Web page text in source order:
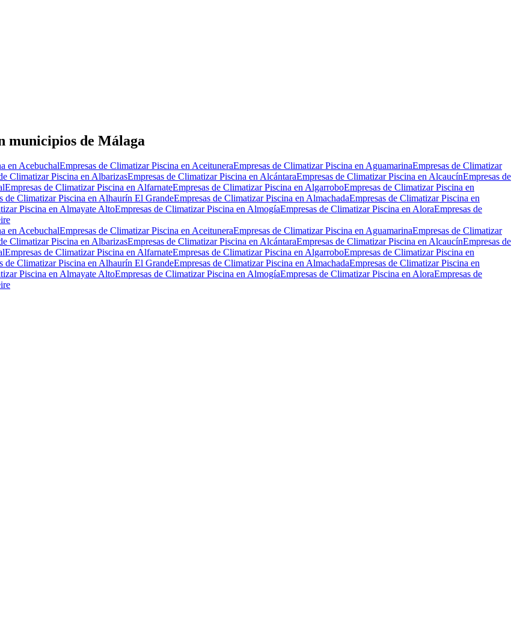
municipios de Málaga
en AcebuchalEmpresas de Climatizar Piscina en AceituneraEmpresas de Climatizar Piscina en AguamarinaEmpresas de Climatizar
Climatizar Piscina en AlbarizasEmpresas de Climatizar Piscina en AlcántaraEmpresas de Climatizar Piscina en AlcaucínEmpresas de
Empresas de Climatizar Piscina en AlfarnateEmpresas de Climatizar Piscina en AlgarroboEmpresas de Climatizar Piscina en
de Climatizar Piscina en Alhaurín El GrandeEmpresas de Climatizar Piscina en AlmachadaEmpresas de Climatizar Piscina en
Piscina en Almayate AltoEmpresas de Climatizar Piscina en AlmogíaEmpresas de Climatizar Piscina en AloraEmpresas de
en AcebuchalEmpresas de Climatizar Piscina en AceituneraEmpresas de Climatizar Piscina en AguamarinaEmpresas de Climatizar
Climatizar Piscina en AlbarizasEmpresas de Climatizar Piscina en AlcántaraEmpresas de Climatizar Piscina en AlcaucínEmpresas de
Empresas de Climatizar Piscina en AlfarnateEmpresas de Climatizar Piscina en AlgarroboEmpresas de Climatizar Piscina en
de Climatizar Piscina en Alhaurín El GrandeEmpresas de Climatizar Piscina en AlmachadaEmpresas de Climatizar Piscina en
Piscina en Almayate AltoEmpresas de Climatizar Piscina en AlmogíaEmpresas de Climatizar Piscina en AloraEmpresas de